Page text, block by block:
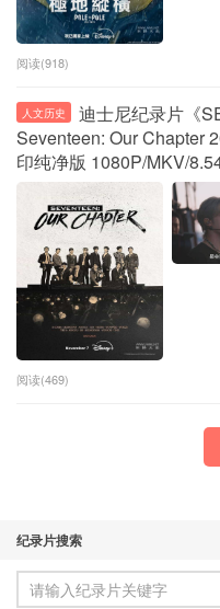
阅读(918)
人文历史
迪士尼纪录片《
Seventeen: Our Chapter
印纯净版 1080P/MKV/
阅读(469)
纪录片搜索